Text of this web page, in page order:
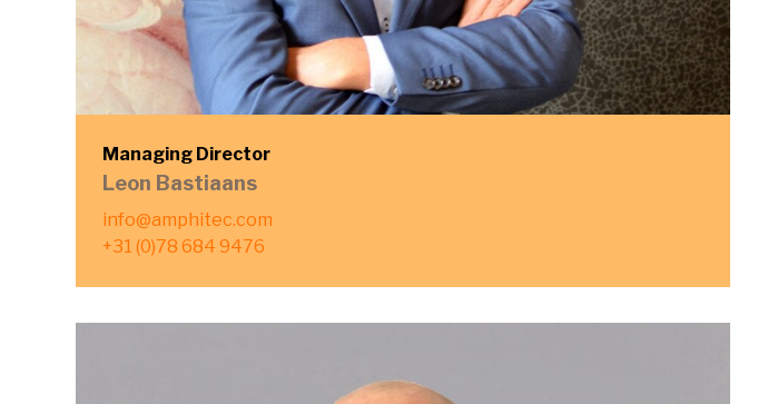
Managing Director
Leon Bastiaans
info@amphitec.com
+31 (0)78 684 9476